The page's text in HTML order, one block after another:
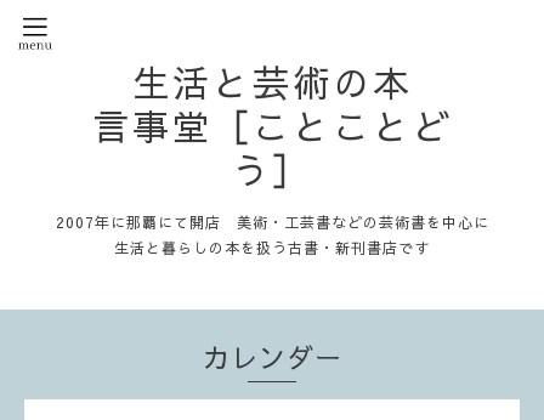
生活と芸術の本
言事堂［ことことど
う］
2007年に那覇にて開店 美術・工芸書などの芸術書を中心に
生活と暮らしの本を扱う古書・新刊書店です
カレンダー